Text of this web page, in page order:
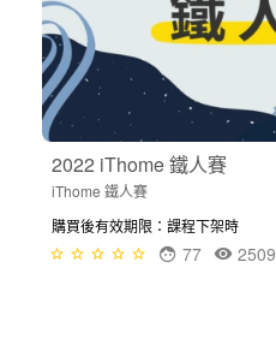
2022 iThome 鐵人賽
iThome 鐵人賽
購買後有效期限：課程下架時
2509
77